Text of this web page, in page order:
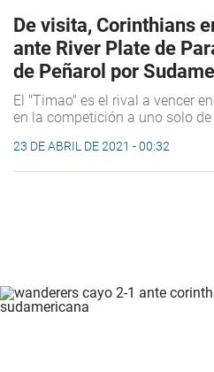
De visita, Corinthians
ante River Plate de
de Peñarol por
El "Timao" es el rival a vencer
en la competición a uno solo
23 DE ABRIL DE 2021 - 00:32